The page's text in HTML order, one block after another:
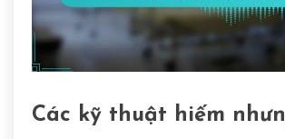
Các kỹ thuật hiếm